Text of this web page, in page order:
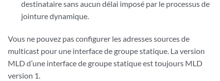
destinataire sans aucun délai imposé par le processus de
jointure dynamique.
Vous ne pouvez pas configurer les adresses sources de
multicast pour une interface de groupe statique. La version
MLD d’une interface de groupe statique est toujours MLD
version 1.